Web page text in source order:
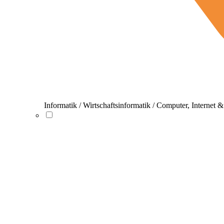
Informatik / Wirtschaftsinformatik / Computer, Internet